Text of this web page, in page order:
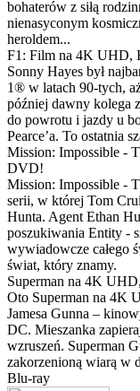
bohaterów z siłą
nienasyconym
heroldem...
F1: Film na 4K UHD,
Sonny Hayes był
1® w latach 90-tych,
później dawny kolega
do powrotu i jazdy u
Pearce’a. To ostatnia
Mission: Impossible -
DVD!
Mission: Impossible -
serii, w której Tom
Hunta. Agent Ethan
poszukiwania Entity -
wywiadowcze całego
świat, który znamy.
Superman na 4K
Oto Superman na 4K
Jamesa Gunna –
DC. Mieszanka
wzruszeń. Superman
zakorzenioną wiarą w
Blu-ray